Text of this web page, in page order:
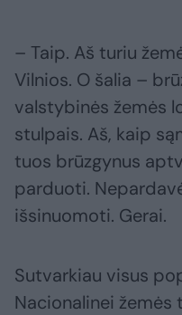
– Taip. Aš turiu
Vilnios. O šalia –
valstybinės žemės
stulpais. Aš, kaip
tuos brūzgynus
parduoti.
išsinuomoti. Gerai.
Sutvarkiau visus
Nacionalinei žemės